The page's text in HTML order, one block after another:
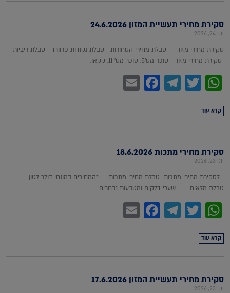
סקירת מחירי תעשיית המזון 24.6.2026
יוני 24, 2026
סקירת מחירי מזון טבלת מחירי הסחורות טבלת נקודות פרוורד טבלת ריביות
סקירת מחירי מזון סוכר מס'5, סוכר מס' 11, קקאו,
WhatsApp
Twitter
Telegram
Facebook
קרא עוד
סקירת מחירי מתכות 18.6.2026
יוני 23, 2026
לסקירת מחירי מתכות טבלת מחירי מתכות *המחירים במונחי דולר לטון
טבלת מלאים שערי דלקים ומטבעות נבחרים
WhatsApp
Twitter
Telegram
Facebook
קרא עוד
סקירת מחירי תעשיית המזון 17.6.2026
יוני 23, 2026